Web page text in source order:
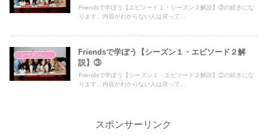
Friendsで学ぼう【エピソード１・シーズン２解説】③の続きにな
ります。内容がわからない人は戻って...
Friendsで学ぼう【シーズン１・エピソード２解
説】③
Friendsで学ぼう【シーズン１・エピソード２解説】②の続きにな
ります。内容がわからない人は戻って...
スポンサーリンク